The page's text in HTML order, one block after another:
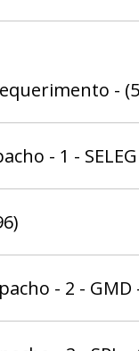
-
- 1 -
- 2 - GMD